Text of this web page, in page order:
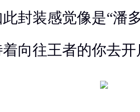
封装感觉像是“潘
向往王者的你去开